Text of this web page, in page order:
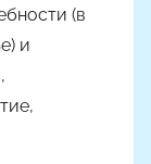
(в
и